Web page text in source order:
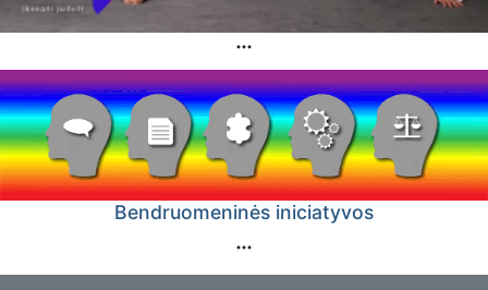
Bendruomeninės iniciatyvos